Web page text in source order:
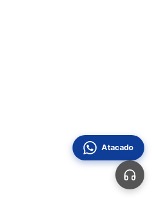
Atacado